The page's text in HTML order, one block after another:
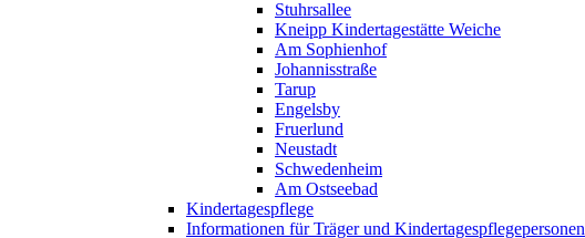
Stuhrsallee
Kneipp Kindertagestätte Weiche
Am Sophienhof
Johannisstraße
Tarup
Engelsby
Fruerlund
Neustadt
Schwedenheim
Am Ostseebad
Kindertagespflege
Informationen für Träger und Kindertagespflegepersonen